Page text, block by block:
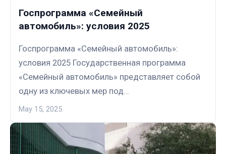
Госпрограмма «Семейный
автомобиль»: условия 2025
Госпрограмма «Семейный автомобиль»:
условия 2025 Государственная программа
«Семейный автомобиль» представляет собой
одну из ключевых мер под…
May 15, 2025